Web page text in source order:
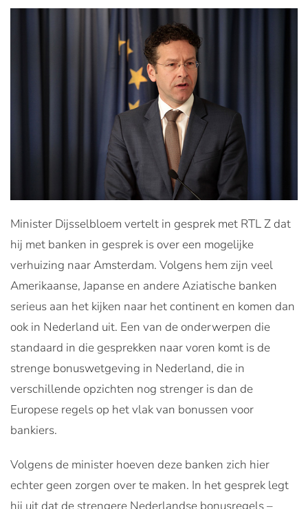
Minister Dijsselbloem vertelt in gesprek met RTL Z dat
hij met banken in gesprek is over een mogelijke
verhuizing naar Amsterdam. Volgens hem zijn veel
Amerikaanse, Japanse en andere Aziatische banken
serieus aan het kijken naar het continent en komen dan
ook in Nederland uit. Een van de onderwerpen die
standaard in die gesprekken naar voren komt is de
strenge bonuswetgeving in Nederland, die in
verschillende opzichten nog strenger is dan de
Europese regels op het vlak van bonussen voor
bankiers.
Volgens de minister hoeven deze banken zich hier
echter geen zorgen over te maken. In het gesprek legt
hij uit dat de strengere Nederlandse bonusregels –